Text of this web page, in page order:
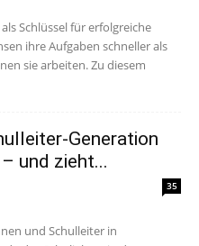
Schlüssel für erfolgreiche
ihre Aufgaben schneller als
sie arbeiten. Zu diesem
Generation
und zieht...
35
und Schulleiter in